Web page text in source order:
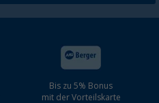
Bis zu 5% Bonus
mit der Vorteilskarte